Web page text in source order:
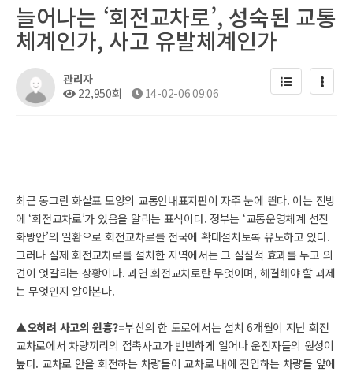
늘어나는 ‘회전교차로’, 성숙된 교통
체계인가, 사고 유발체계인가
관리자
22,950회
14-02-06 09:06
최근 동그란 화살표 모양의 교통안내표지판이 자주 눈에 띈다. 이는 전방
에 ‘회전교차로’가 있음을 알리는 표식이다. 정부는 ‘교통운영체계 선진
화방안’의 일환으로 회전교차로를 전국에 확대설치토록 유도하고 있다.
그러나 실제 회전교차로를 설치한 지역에서는 그 실질적 효과를 두고 의
견이 엇갈리는 상황이다. 과연 회전교차로란 무엇이며, 해결해야 할 과제
는 무엇인지 알아본다.
▲오히려 사고의 원흉?=부산의 한 도로에서는 설치 6개월이 지난 회전
교차로에서 차량끼리의 접촉사고가 빈번하게 일어나 운전자들의 원성이
높다. 교차로 안을 회전하는 차량들이 교차로 내에 진입하는 차량들 앞에